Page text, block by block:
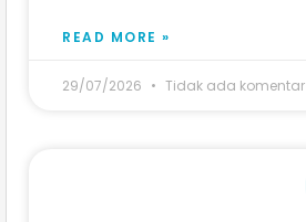
READ MORE »
29/07/2026 Tidak ada komentar